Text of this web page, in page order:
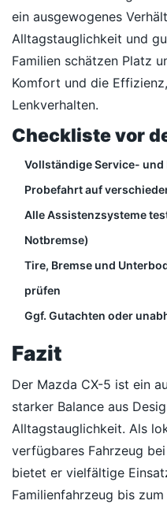
ein ausgewogenes
Alltagstauglichkeit und
Familien schätzen Platz
Komfort und die
Lenkverhalten.
Checkliste vor
Vollständige Service-
Probefahrt auf
Alle Assistenzsysteme
Notbremse)
Tire, Bremse und
prüfen
Ggf. Gutachten oder
Fazit
Der Mazda CX-5 ist ein
starker Balance aus
Alltagstauglichkeit. Als
verfügbares Fahrzeug
bietet er vielfältige
Familienfahrzeug bis